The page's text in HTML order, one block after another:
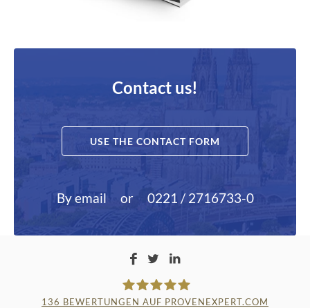
Contact us!
USE THE CONTACT FORM
By email or 0221 / 2716733-0
136 BEWERTUNGEN AUF PROVENEXPERT.COM